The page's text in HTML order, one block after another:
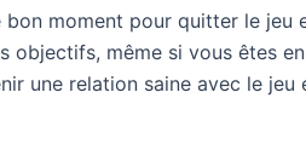
moment pour quitter le jeu
objectifs, même si vous êtes
une relation saine avec le jeu